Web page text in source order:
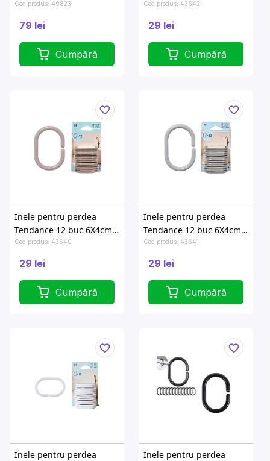
inox
Cod produs: 49823
79 lei
Cumpără
transparente, PP
Cod produs: 43642
29 lei
Cumpără
Inele pentru perdea
Tendance 12 buc 6X4cm,
PP
Cod produs: 43640
29 lei
Cumpără
Inele pentru perdea
Tendance 12 buc 6X4cm,
gri, PP
Cod produs: 43641
29 lei
Cumpără
Inele pentru perdea
Inele pentru perdea